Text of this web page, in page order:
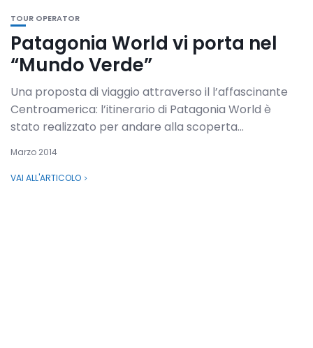
TOUR OPERATOR
Patagonia World vi porta nel
“Mundo Verde”
Una proposta di viaggio attraverso il l’affascinante
Centroamerica: l’itinerario di Patagonia World è
stato realizzato per andare alla scoperta...
Marzo 2014
VAI ALL'ARTICOLO